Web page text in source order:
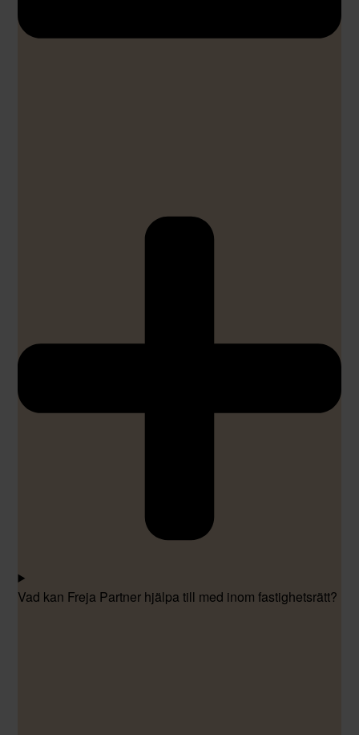
Vad kan Freja Partner hjälpa till med inom fastighetsrätt?